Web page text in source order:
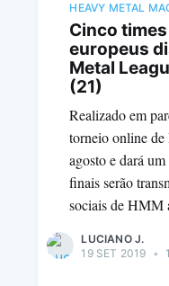
HEAVY METAL
Cinco
europeus
Metal
(21)
Realizado em
torneio online
agosto e dará
finais serão
sociais de HMM
LUCIANO J.
19 SET 2019 •